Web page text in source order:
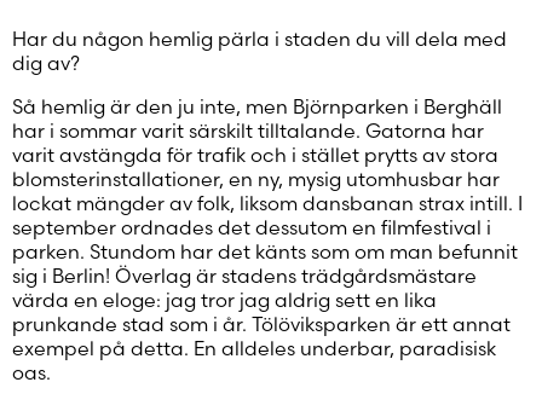
Har du någon hemlig pärla i staden du vill dela med
dig av?
Så hemlig är den ju inte, men Björnparken i Berghäll
har i sommar varit särskilt tilltalande. Gatorna har
varit avstängda för trafik och i stället prytts av stora
blomsterinstallationer, en ny, mysig utomhusbar har
lockat mängder av folk, liksom dansbanan strax intill. I
september ordnades det dessutom en filmfestival i
parken. Stundom har det känts som om man befunnit
sig i Berlin! Överlag är stadens trädgårdsmästare
värda en eloge: jag tror jag aldrig sett en lika
prunkande stad som i år. Tölöviksparken är ett annat
exempel på detta. En alldeles underbar, paradisisk
oas.